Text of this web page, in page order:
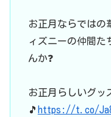
お正月ならではの
ィズニーの仲間た
んか❓
お正月らしいグッ
🎵 https://t.co/